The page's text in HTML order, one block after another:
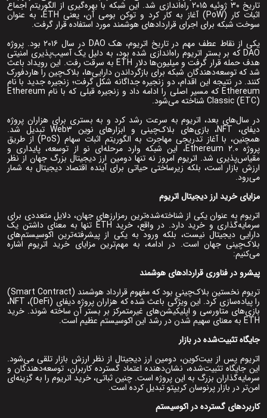
تاریخ ۳۰ ژوئیه ۲۰۱۵ راه‌اندازی شد. این شبکه با بهره‌گیری از الگوریتم اجماع
اثبات کار (PoW) آغاز به کار کرد و توکن بومی آن، یعنی ETH، به عنوان
سوخت شبکه برای اجرای قراردادهای هوشمند مورد استفاده قرار گرفت.
یکی از نقاط عطف مهم در تاریخ اتریوم، هک DAO در سال ۲۰۱۶ بود. پروژه
DAO که بر بستر اتریوم راه‌اندازی شده بود، به دلیل یک آسیب‌پذیری امنیتی
هدف حمله قرار گرفت و میلیون‌ها دلار ETH به سرقت رفت. این رویداد باعث
شد که توسعه‌دهندگان شبکه برای بازگرداندن دارایی‌ها، بلاک‌چین را هاردفورک
کنند. در نتیجه این اقدام، دو زنجیره جداگانه شکل گرفت؛ زنجیره جدید با نام
Ethereum که مسیر اصلی را ادامه داد و زنجیره قبلی که با نام Ethereum
Classic (ETC) شناخته می‌شود.
در سال‌های بعد، اتریوم به سرعت رشد کرد و به بستری برای هزاران پروژه
دیفای، NFT، بازی‌های بلاک‌چینی و ابزارهای نوین Web3 تبدیل شد.
همچنین، با آغاز تدریجی مهاجرت به الگوریتم اثبات سهام (PoS) از طریق
پروژه Ethereum 2.0، این شبکه وارد مرحله‌ای نو از توسعه، پایداری و
مقیاس‌پذیری شد. اتریوم امروز نه ‌تنها دومین ارز دیجیتال بزرگ جهان از نظر
ارزش بازار است، بلکه زیرساختی حیاتی برای آینده اقتصاد دیجیتال به شمار
می‌رود.
مزایای خرید ارز دیجیتال اتریوم
اتریوم به ‌عنوان یکی از شناخته‌شده‌ترین رمزارزهای جهان، دلایل متعددی برای
سرمایه‌گذاری و خرید دارد. در واقع، خرید ETH تنها به معنای داشتن یک
دارایی دیجیتال نیست، بلکه ورود به یکی از پیشرفته‌ترین اکوسیستم‌های
بلاک‌چینی جهان است. در ادامه، به مهم‌ترین مزایای خرید اتریوم اشاره
می‌کنیم:
پیشرو در فناوری قراردادهای هوشمند
تریوم نخستین بلاک‌چینی بود که مفهوم قرارداد هوشمند (Smart Contract)
را پیاده‌سازی کرد. این ویژگی باعث شده که هزاران پروژه دیفای (DeFi)، NFT،
بازی‌های متاورسی و اپلیکیشن‌های غیرمتمرکز بر بستر آن ساخته شوند. خرید
ETH به معنای سهیم شدن در رشد این اکوسیستم عظیم است.
جایگاه تثبیت‌شده در بازار
اتریوم پس از بیت‌کوین، دومین ارز دیجیتال از نظر ارزش بازار تلقی می‌شود.
این جایگاه تثبیت‌شده، نشان‌دهنده اعتماد گسترده کاربران، توسعه‌دهندگان و
سرمایه‌گذاران بزرگ به این پروژه است. چنین ثباتی، خرید اتریوم را به گزینه‌ای
امن‌تر در بازار پرنوسان کریپتو تبدیل کرده است.
کاربردهای گسترده در اکوسیستم